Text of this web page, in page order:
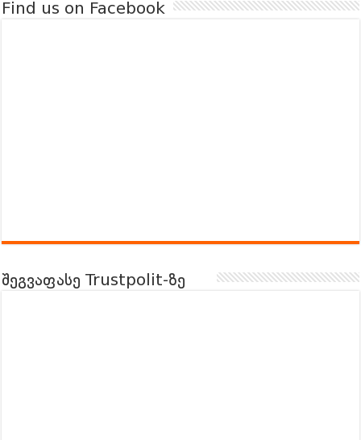
Find us on Facebook
შეგვაფასე Trustpolit-ზე